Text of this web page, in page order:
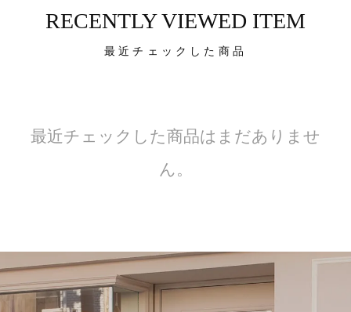
RECENTLY VIEWED ITEM
最近チェックした商品
最近チェックした商品はまだありませ
ん。